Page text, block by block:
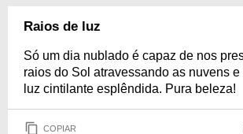
Raios de luz
Só um dia nublado é capaz de nos
raios do Sol atravessando as nuvens
luz cintilante esplêndida. Pura beleza!
COPIAR